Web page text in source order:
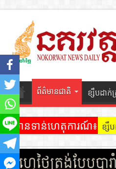
ព័ត៌មានជាតិ ខ្សឹបដាក់
ព័ត៌មានទាន់ហេតុការណ៍៖ ខ្សឹ